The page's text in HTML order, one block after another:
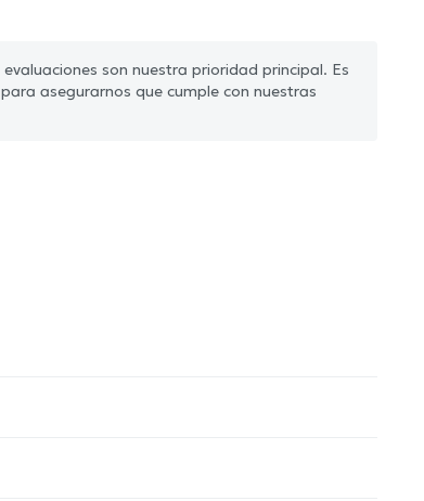
son nuestra prioridad principal. Es
asegurarnos que cumple con nuestras